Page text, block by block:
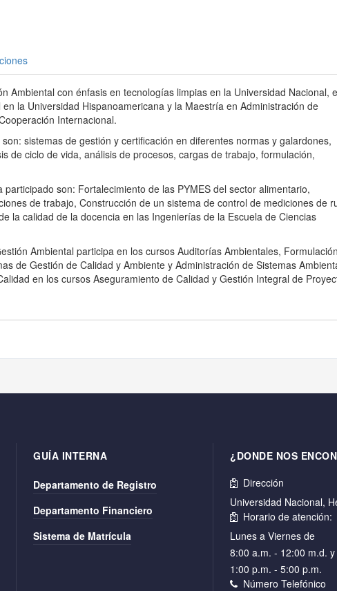
GUÍA INTERNA
Departamento de Registro
Departamento Financiero
Sistema de Matrícula
¿DONDE NOS
Dirección
Universidad Nacional,
Horario de atención:
Lunes a Viernes de
8:00 a.m. - 12:00 m.d.
1:00 p.m. - 5:00 p.m.
Número Telefónico